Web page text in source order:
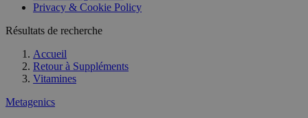
Privacy & Cookie Policy
Résultats de recherche
Accueil
Retour à Suppléments
Vitamines
Metagenics